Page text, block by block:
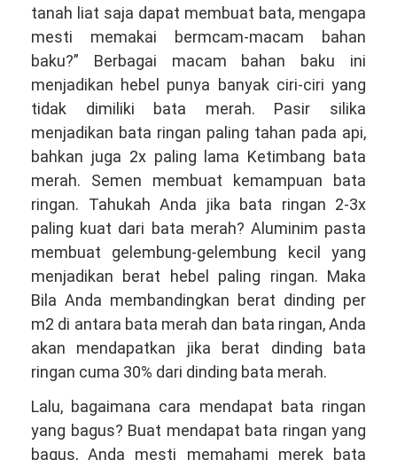
tanah liat saja dapat membuat bata, mengapa
mesti memakai bermcam-macam bahan
baku?” Berbagai macam bahan baku ini
menjadikan hebel punya banyak ciri-ciri yang
tidak dimiliki bata merah. Pasir silika
menjadikan bata ringan paling tahan pada api,
bahkan juga 2x paling lama Ketimbang bata
merah. Semen membuat kemampuan bata
ringan. Tahukah Anda jika bata ringan 2-3x
paling kuat dari bata merah? Aluminim pasta
membuat gelembung-gelembung kecil yang
menjadikan berat hebel paling ringan. Maka
Bila Anda membandingkan berat dinding per
m2 di antara bata merah dan bata ringan, Anda
akan mendapatkan jika berat dinding bata
ringan cuma 30% dari dinding bata merah.
Lalu, bagaimana cara mendapat bata ringan
yang bagus? Buat mendapat bata ringan yang
bagus, Anda mesti memahami merek bata